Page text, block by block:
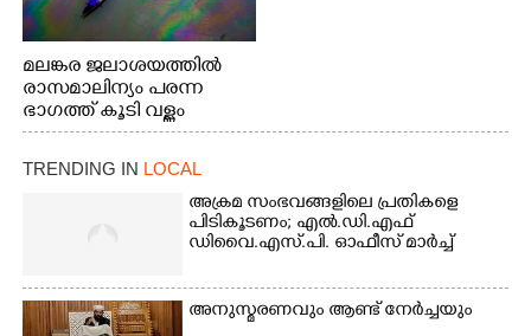
മലങ്കര ജലാശയത്തിൽ
രാസമാലിന്യം പരന്ന
ഭാഗത്ത് കൂടി വള്ളം
തുഴഞ്ഞു പോകുന്ന
പ്രദേശവാസികൾ
TRENDING IN LOCAL
അക്രമ സംഭവങ്ങളിലെ പ്രതികളെ
പിടികൂടണം; എൽ.ഡി.എഫ്
ഡിവൈ.എസ്.പി. ഓഫീസ് മാർച്ച്
അനുസ്മരണവും ആണ്ട് നേർച്ചയും